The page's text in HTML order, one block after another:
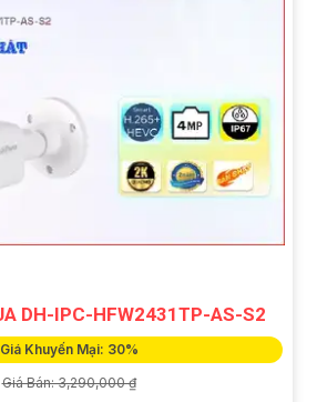
DH-IPC-HFW2431TP-AS-S2
Giá Khuyến Mại: 30%
Giá Bán: 3,290,000 ₫